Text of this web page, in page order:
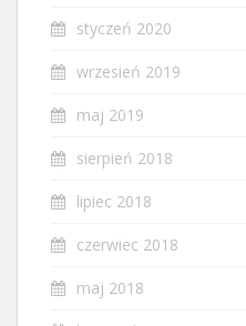
styczeń 2020
wrzesień 2019
maj 2019
sierpień 2018
lipiec 2018
czerwiec 2018
maj 2018